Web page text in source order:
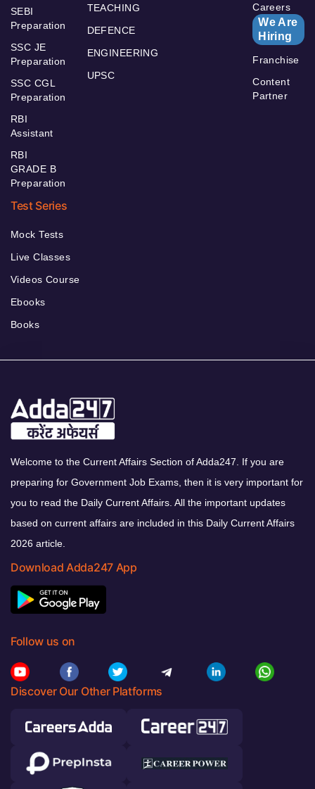
SEBI
Preparation
SSC JE
Preparation
SSC CGL
Preparation
RBI
Assistant
RBI
GRADE B
Preparation
TEACHING
DEFENCE
ENGINEERING
UPSC
Careers
We Are
Hiring
Franchise
Content
Partner
Test Series
Mock Tests
Live Classes
Videos Course
Ebooks
Books
Welcome to the Current Affairs Section of Adda247. If you are
preparing for Government Job Exams, then it is very important for
you to read the Daily Current Affairs. All the important updates
based on current affairs are included in this Daily Current Affairs
2026 article.
Download Adda247 App
Follow us on
Discover Our Other Platforms